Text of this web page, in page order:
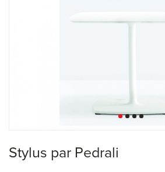
Stylus par Pedrali